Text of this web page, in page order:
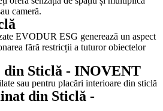
cameră.
EVODUR ESG generează un aspect
fără restricții a tuturor obiectelor
din Sticlă - INOVENT
sau pentru placări interioare din sticlă
din Sticlă -